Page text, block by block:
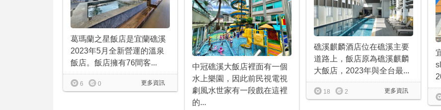
葛瑪蘭之星飯店是宜蘭礁溪
2023年5月全新營運的溫泉
飯店。飯店擁有76間客...
更多資訊
6 0
中冠礁溪大飯店裡面有一個
水上樂園，因此前民視電視
劇風水世家有一段戲在這裡
的...
礁溪麒麟酒店位在礁溪主要
道路上，飯店原為礁溪麒麟
大飯店，2023年與全台最...
更多資訊
18 2